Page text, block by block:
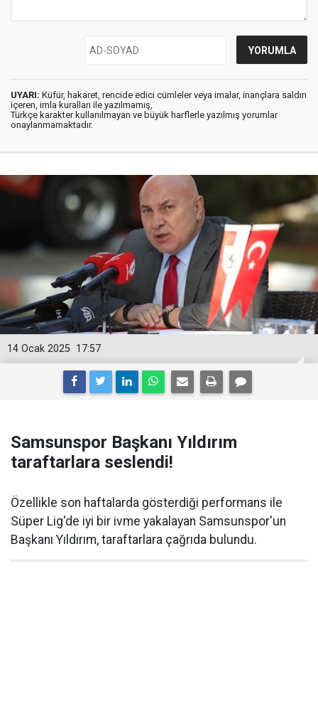
UYARI: Küfür, hakaret, rencide edici cümleler veya imalar, inançlara saldırı
içeren, imla kuralları ile yazılmamış,
Türkçe karakter kullanılmayan ve büyük harflerle yazılmış yorumlar
onaylanmamaktadır.
17:57
14 Ocak 2025
Samsunspor Başkanı Yıldırım
taraftarlara seslendi!
Özellikle son haftalarda gösterdiği performans ile
Süper Lig'de iyi bir ivme yakalayan Samsunspor'un
Başkanı Yıldırım, taraftarlara çağrıda bulundu.